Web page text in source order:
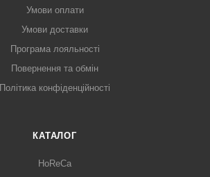
Умови оплати
Умови доставки
Програма лояльності
Повернення та обмін
Політика конфіденційності
КАТАЛОГ
HoReCa